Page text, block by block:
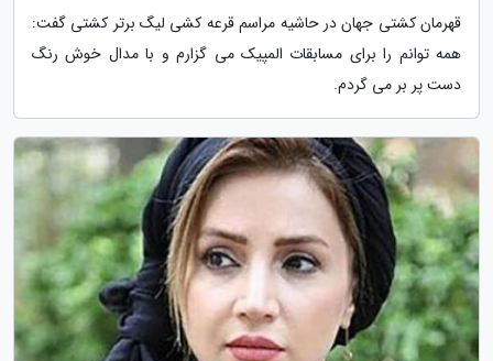
قهرمان کشتی جهان در حاشیه مراسم قرعه کشی لیگ برتر کشتی گفت:
همه توانم را برای مسابقات المپیک می گزارم و با مدال خوش رنگ
دست پر بر می گردم.